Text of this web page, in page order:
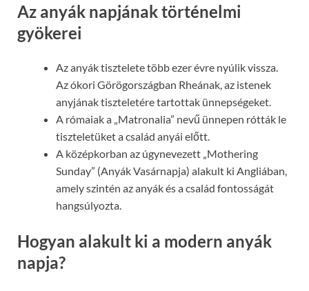
Az anyák napjának történelmi
gyökerei
Az anyák tisztelete több ezer évre nyúlik vissza.
Az ókori Görögországban Rheának, az istenek
anyjának tiszteletére tartottak ünnepségeket.
A rómaiak a „Matronalia” nevű ünnepen rótták le
tiszteletüket a család anyái előtt.
A középkorban az úgynevezett „Mothering
Sunday” (Anyák Vasárnapja) alakult ki Angliában,
amely szintén az anyák és a család fontosságát
hangsúlyozta.
Hogyan alakult ki a modern anyák
napja?